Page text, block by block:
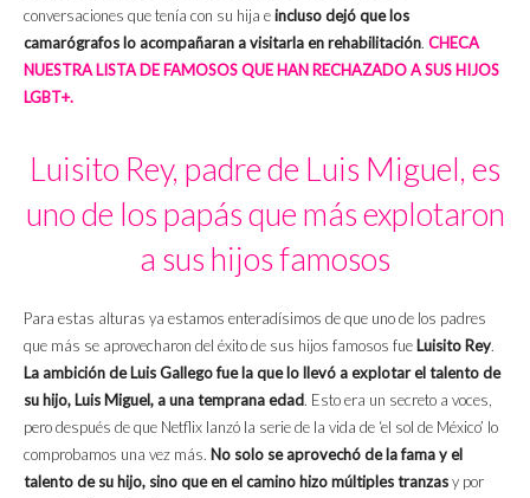
conversaciones que tenía con su hija eincluso dejó que los
camarógrafos lo acompañaran a visitarla en rehabilitación. CHECA
NUESTRA LISTA DE FAMOSOS QUE HAN RECHAZADO A SUS HIJOS
LGBT+.
Luisito Rey, padre de Luis Miguel, es
uno de los papás que más explotaron
a sus hijos famosos
Para estas alturas ya estamos enteradísimos de que uno de los padres
que más se aprovecharon del éxito de sus hijos famosos fue Luisito Rey.
La ambición de Luis Gallego fue la que lo llevó a explotar el talento de
su hijo, Luis Miguel, a una temprana edad. Esto era un secreto a voces,
pero después de que Netflix lanzó la serie de la vida de ‘el sol de México’ lo
comprobamos una vez más. No solo se aprovechó de la fama y el
talento de su hijo, sino que en el camino hizo múltiples tranzasy por